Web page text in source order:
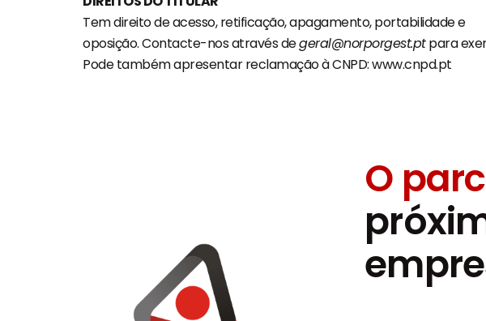
Tem direito de acesso, retificação, apagamento, portabilidade e
oposição. Contacte-nos através degeral@norporgest.ptpara
Pode também apresentar reclamação à CNPD: www.cnpd.pt
O